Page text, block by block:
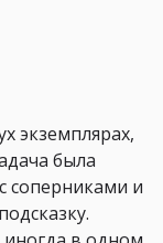
экземплярах,
была
соперниками и